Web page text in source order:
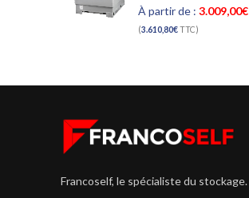
À partir de : 3.009,00€
(3.610,80€TTC)
Francoself, le spécialiste du stockage.